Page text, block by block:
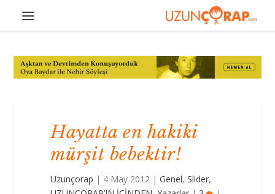
Hayatta en hakiki
mürşit bebektir!
Uzunçorap | 4 May 2012 |Genel,Slider,